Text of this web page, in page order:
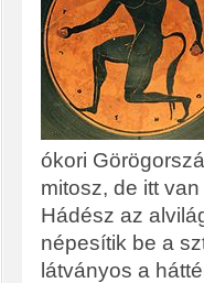
ókori
mitosz, de itt
Hádész az
népesítik be a
látványos a